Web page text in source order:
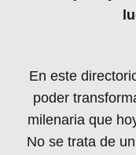
En este
poder
milenaria que
No se trata de